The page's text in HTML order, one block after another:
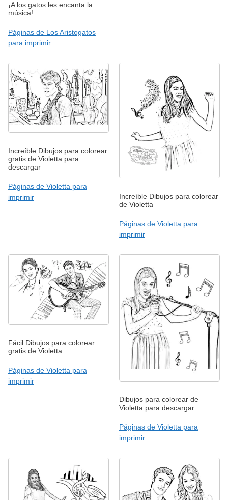
¡A los gatos les encanta la
música!
Páginas de Los Aristogatos
para imprimir
Increíble Dibujos para colorear
gratis de Violetta para
descargar
Páginas de Violetta para
imprimir
Increíble Dibujos para colorear
de Violetta
Páginas de Violetta para
imprimir
Fácil Dibujos para colorear
gratis de Violetta
Páginas de Violetta para
imprimir
Dibujos para colorear de
Violetta para descargar
Páginas de Violetta para
imprimir